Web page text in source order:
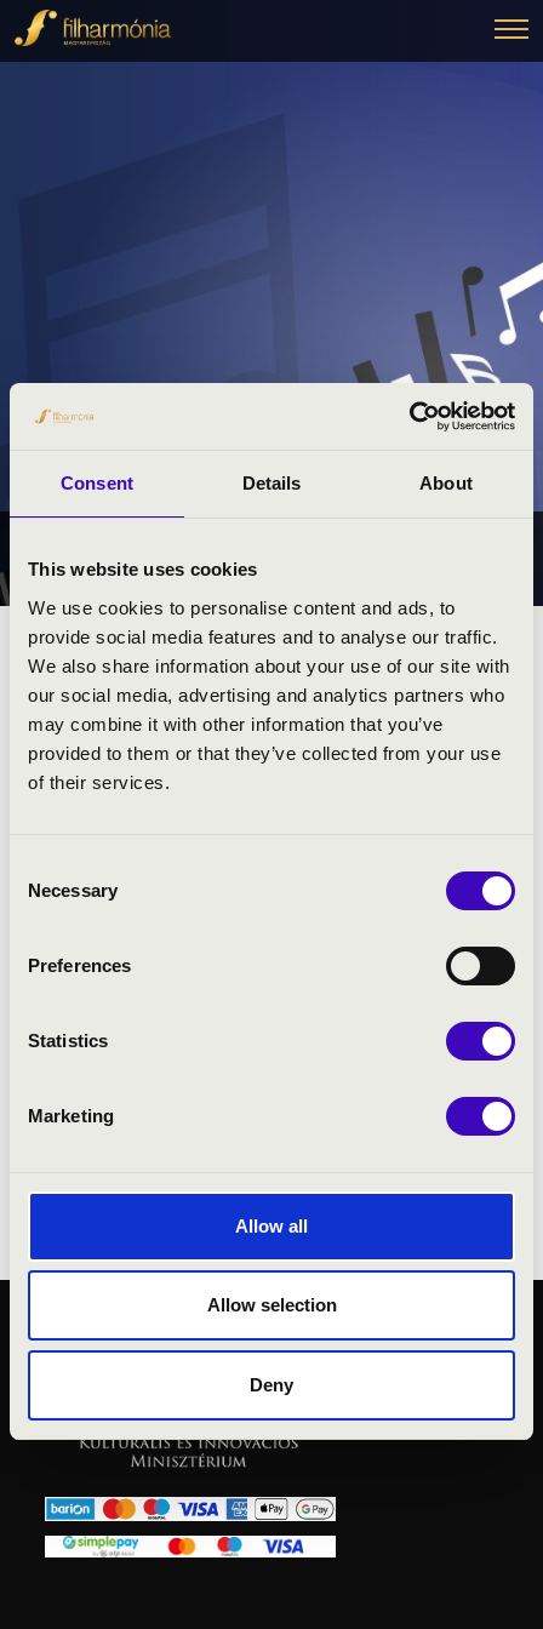
Consent Details About
This website uses cookies
We use cookies to personalise content and ads, to
provide social media features and to analyse our traffic.
We also share information about your use of our site with
our social media, advertising and analytics partners who
may combine it with other information that you’ve
provided to them or that they’ve collected from your use
of their services.
Selection
Necessary
Preferences
Statistics
Marketing
Allow all
Allow selection
Deny
ÖSZTÖNDÍJ
FISCHER ANNIE ZENEI
ELŐADÓMŰVÉSZETI
ÖSZTÖNDÍJ
zongoristáról, kiváló művészről elnevezett ösztöndíj 30
év alatti, hangszeres és énekes szólisták
Fischer
KÖZÉRDEKŰ ADATOK
ADATVÉDELMI